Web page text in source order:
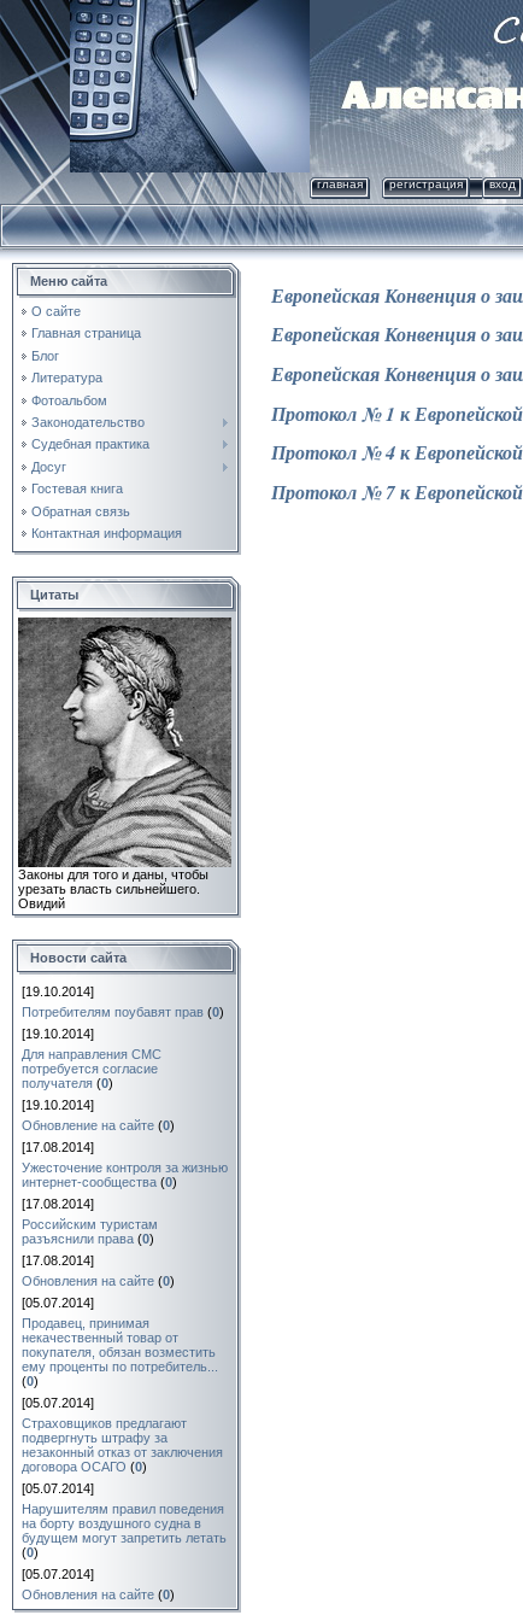
главная регистрация вход
Меню сайта
О сайте
Главная страница
Блог
Литература
Фотоальбом
Законодательство
Судебная практика
Досуг
Гостевая книга
Обратная связь
Контактная информация
Цитаты
Законы для того и даны, чтобы
урезать власть сильнейшего.
Овидий
Новости сайта
[19.10.2014]
Потребителям поубавят прав (0)
[19.10.2014]
Для направления СМС
потребуется согласие
получателя (0)
[19.10.2014]
Обновление на сайте (0)
[17.08.2014]
Ужесточение контроля за жизнью
интернет-сообщества (0)
[17.08.2014]
Российским туристам
разъяснили права (0)
[17.08.2014]
Обновления на сайте (0)
[05.07.2014]
Продавец, принимая
некачественный товар от
покупателя, обязан возместить
ему проценты по потребитель...
(0)
[05.07.2014]
Страховщиков предлагают
подвергнуть штрафу за
незаконный отказ от заключения
договора ОСАГО (0)
[05.07.2014]
Нарушителям правил поведения
на борту воздушного судна в
будущем могут запретить летать
(0)
[05.07.2014]
Обновления на сайте (0)
Европейская Конвенция о
Европейская Конвенция о
Европейская Конвенция о
Протокол № 1 кЕвропейской
Протокол №4кЕвропейской
Протокол №7кЕвропейской